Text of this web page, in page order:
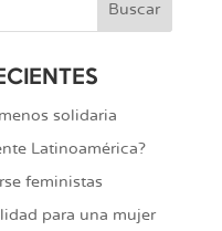
solidaria
Latinoamérica?
feministas
para una mujer